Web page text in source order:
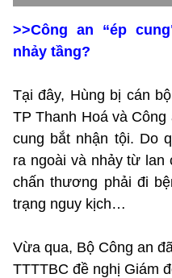
>>Công an “ép
nhảy tầng?
Tại đây, Hùng bị cán
TP Thanh Hoá và
cung bắt nhận tội. Do
ra ngoài và nhảy từ lan
chấn thương phải đi
trạng nguy kịch…
Vừa qua, Bộ Công an
TTTTBC đề nghị Giám